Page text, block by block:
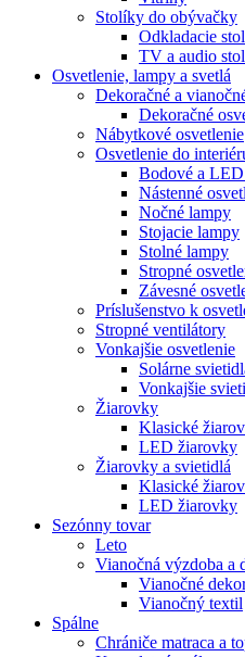
Stolíky do obývačky
Odkladacie
TV a audio
Osvetlenie, lampy a svetlá
Dekoračné a
Dekoračné
Nábytkové osvetlenie
Osvetlenie do
Bodové a LED
Nástenné
Nočné lampy
Stojacie lampy
Stolné lampy
Stropné
Závesné
Príslušenstvo k
Stropné ventilátory
Vonkajšie osvetlenie
Solárne
Vonkajšie
Žiarovky
Klasické
LED žiarovky
Žiarovky a svietidlá
Klasické
LED žiarovky
Sezónny tovar
Leto
Vianočná výzdoba a
Vianočné
Vianočný textil
Spálne
Chrániče matraca a